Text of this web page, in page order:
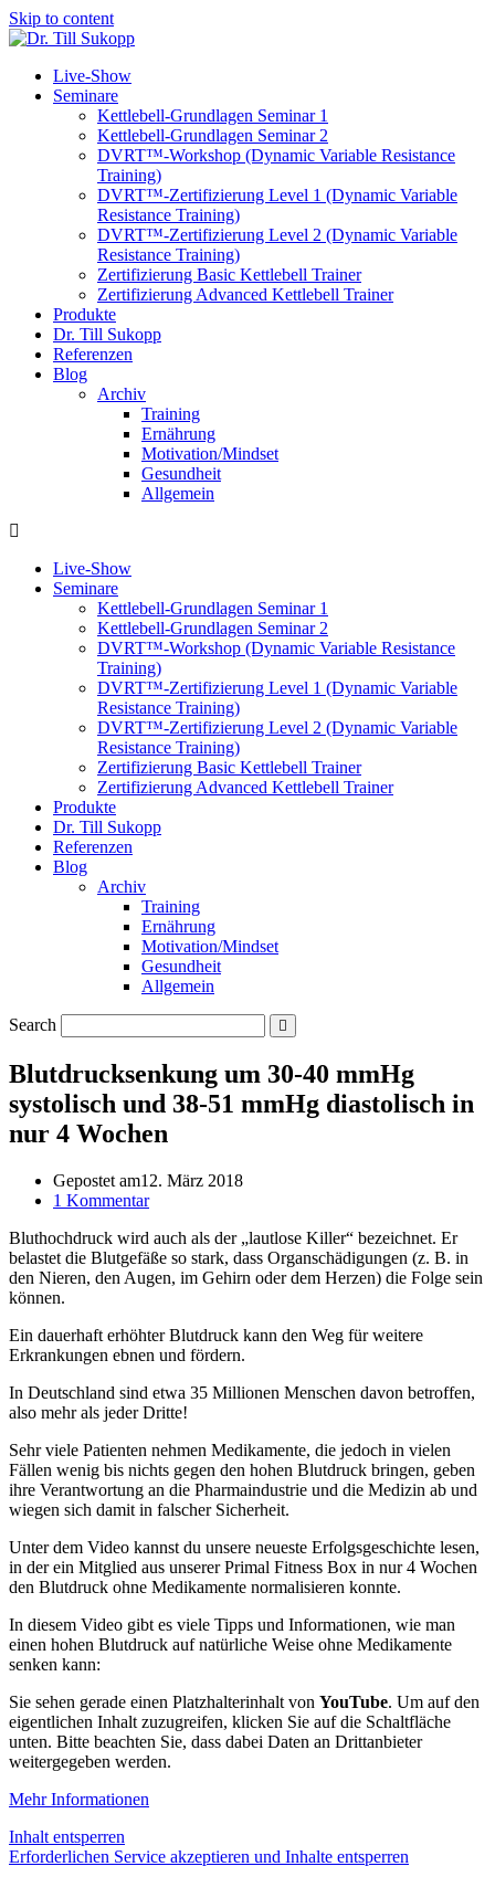
Skip to content
Live-Show
Seminare
Kettlebell-Grundlagen Seminar 1
Kettlebell-Grundlagen Seminar 2
DVRT™-Workshop (Dynamic Variable Resistance
Training)
DVRT™-Zertifizierung Level 1 (Dynamic Variable
Resistance Training)
DVRT™-Zertifizierung Level 2 (Dynamic Variable
Resistance Training)
Zertifizierung Basic Kettlebell Trainer
Zertifizierung Advanced Kettlebell Trainer
Produkte
Dr. Till Sukopp
Referenzen
Blog
Archiv
Training
Ernährung
Motivation/Mindset
Gesundheit
Allgemein
Live-Show
Seminare
Kettlebell-Grundlagen Seminar 1
Kettlebell-Grundlagen Seminar 2
DVRT™-Workshop (Dynamic Variable Resistance
Training)
DVRT™-Zertifizierung Level 1 (Dynamic Variable
Resistance Training)
DVRT™-Zertifizierung Level 2 (Dynamic Variable
Resistance Training)
Zertifizierung Basic Kettlebell Trainer
Zertifizierung Advanced Kettlebell Trainer
Produkte
Dr. Till Sukopp
Referenzen
Blog
Archiv
Training
Ernährung
Motivation/Mindset
Gesundheit
Allgemein
Search
Blutdrucksenkung um 30-40 mmHg
systolisch und 38-51 mmHg diastolisch in
nur 4 Wochen
Gepostet am12. März 2018
1 Kommentar
Bluthochdruck wird auch als der „lautlose Killer“ bezeichnet. Er
belastet die Blutgefäße so stark, dass Organschädigungen (z. B. in
den Nieren, den Augen, im Gehirn oder dem Herzen) die Folge sein
können.
Ein dauerhaft erhöhter Blutdruck kann den Weg für weitere
Erkrankungen ebnen und fördern.
In Deutschland sind etwa 35 Millionen Menschen davon betroffen,
also mehr als jeder Dritte!
Sehr viele Patienten nehmen Medikamente, die jedoch in vielen
Fällen wenig bis nichts gegen den hohen Blutdruck bringen, geben
ihre Verantwortung an die Pharmaindustrie und die Medizin ab und
wiegen sich damit in falscher Sicherheit.
Unter dem Video kannst du unsere neueste Erfolgsgeschichte lesen,
in der ein Mitglied aus unserer Primal Fitness Box in nur 4 Wochen
den Blutdruck ohne Medikamente normalisieren konnte.
In diesem Video gibt es viele Tipps und Informationen, wie man
einen hohen Blutdruck auf natürliche Weise ohne Medikamente
senken kann:
Sie sehen gerade einen Platzhalterinhalt von YouTube. Um auf den
eigentlichen Inhalt zuzugreifen, klicken Sie auf die Schaltfläche
unten. Bitte beachten Sie, dass dabei Daten an Drittanbieter
weitergegeben werden.
Mehr Informationen
Inhalt entsperren
Erforderlichen Service akzeptieren und Inhalte entsperren